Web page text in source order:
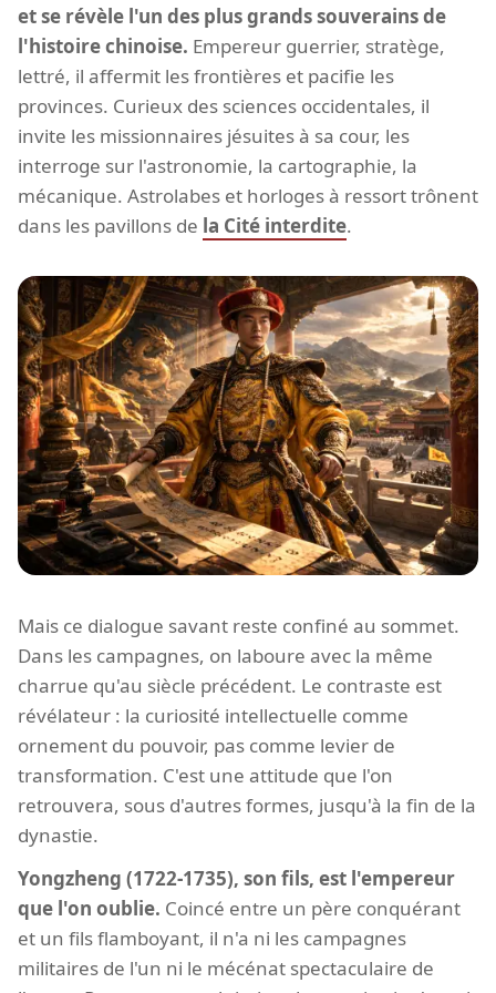
et se révèle l'un des plus grands souverains de
l'histoire chinoise. Empereur guerrier, stratège,
lettré, il affermit les frontières et pacifie les
provinces. Curieux des sciences occidentales, il
invite les missionnaires jésuites à sa cour, les
interroge sur l'astronomie, la cartographie, la
mécanique. Astrolabes et horloges à ressort trônent
dans les pavillons de la Cité interdite.
Mais ce dialogue savant reste confiné au sommet.
Dans les campagnes, on laboure avec la même
charrue qu'au siècle précédent. Le contraste est
révélateur : la curiosité intellectuelle comme
ornement du pouvoir, pas comme levier de
transformation. C'est une attitude que l'on
retrouvera, sous d'autres formes, jusqu'à la fin de la
dynastie.
Yongzheng (1722-1735), son fils, est l'empereur
que l'on oublie. Coincé entre un père conquérant
et un fils flamboyant, il n'a ni les campagnes
militaires de l'un ni le mécénat spectaculaire de